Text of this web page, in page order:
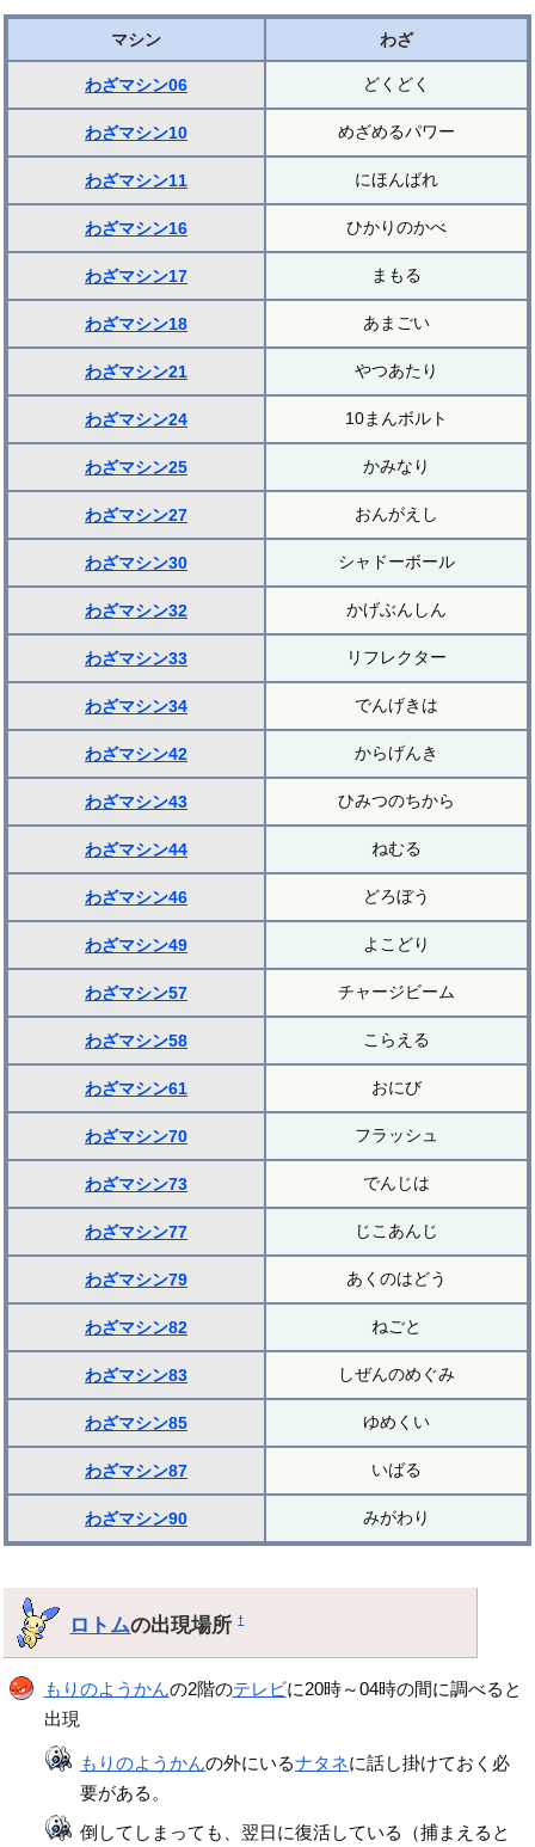
マシン わざ
わざマシン06 どくどく
わざマシン10 めざめるパワー
わざマシン11 にほんばれ
わざマシン16 ひかりのかべ
わざマシン17 まもる
わざマシン18 あまごい
わざマシン21 やつあたり
わざマシン24 10まんボルト
わざマシン25 かみなり
わざマシン27 おんがえし
わざマシン30 シャドーボール
わざマシン32 かげぶんしん
わざマシン33 リフレクター
わざマシン34 でんげきは
わざマシン42 からげんき
わざマシン43 ひみつのちから
わざマシン44 ねむる
わざマシン46 どろぼう
わざマシン49 よこどり
わざマシン57 チャージビーム
わざマシン58 こらえる
わざマシン61 おにび
わざマシン70 フラッシュ
わざマシン73 でんじは
わざマシン77 じこあんじ
わざマシン79 あくのはどう
わざマシン82 ねごと
わざマシン83 しぜんのめぐみ
わざマシン85 ゆめくい
わざマシン87 いばる
わざマシン90 みがわり
ロトムの出現場所†
もりのようかんの2階のテレビに20時～04時の間に調べると
出現
もりのようかんの外にいるナタネに話し掛けておく必
要がある。
倒してしまっても、翌日に復活している（捕まえると